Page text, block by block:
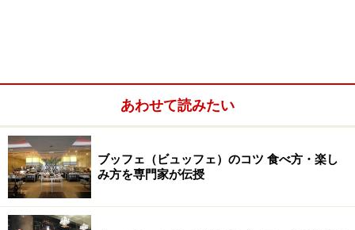
1/5 次のページへ
あわせて読みたい
ブッフェ（ビュッフェ）のコツ 食べ方・楽し
み方を専門家が伝授